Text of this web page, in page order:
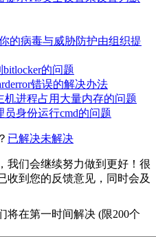
的病毒与威胁防护由组织提
的问题
错误的解决办法
机进程占用大量内存的问题
员身份运行cmd的问题
已解决未解决
我们会继续努力做到更好！ 很
收到您的反馈意见，同时会及
将在第一时间解决 (限200个